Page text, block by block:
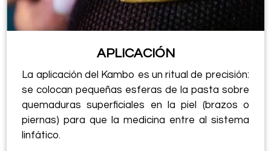
APLICACIÓN
La aplicación del Kambo es un ritual de precisión:
se colocan pequeñas esferas de la pasta sobre
quemaduras superficiales en la piel (brazos o
piernas) para que la medicina entre al sistema
linfático.